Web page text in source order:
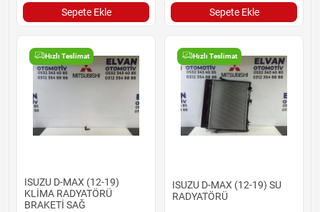
Sepete Ekle Sepete Ekle
Hızlı Teslimat
ISUZU D-MAX (12-19)
KLİMA RADYATÖRÜ
BRAKETİ SAĞ
Hızlı Teslimat
ISUZU D-MAX (12-19) SU
RADYATÖRÜ